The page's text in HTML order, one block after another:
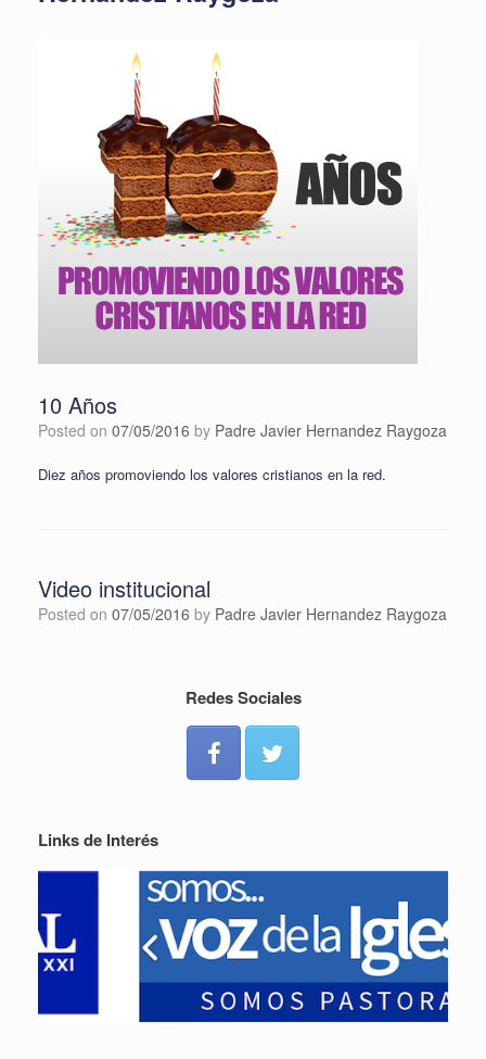
10 Años
Posted on 07/05/2016 by Padre Javier Hernandez Raygoza
Diez años promoviendo los valores cristianos en la red.
Video institucional
Posted on 07/05/2016 by Padre Javier Hernandez Raygoza
Redes Sociales
Links de Interés